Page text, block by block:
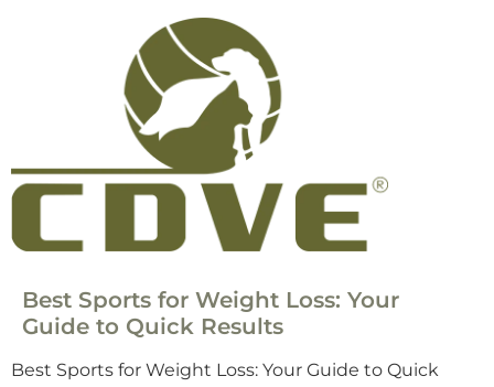
Best Sports for Weight Loss: Your
Guide to Quick Results
Best Sports for Weight Loss: Your Guide to Quick